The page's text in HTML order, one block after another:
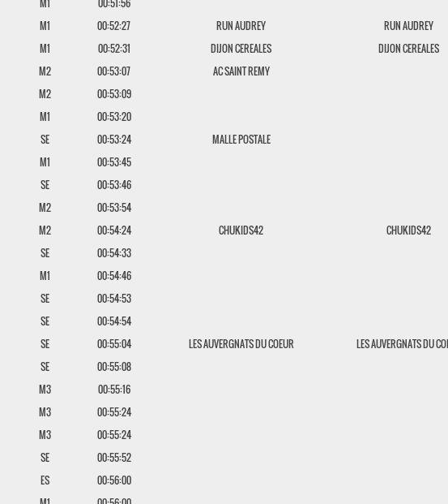
M1
00:51:56
M1 00:52:27 RUN AUDREY
RUN AUDREY
M1 00:52:31 DIJON CEREALES
DIJON CEREALES
M2 00:53:07
AC SAINT REMY
M2
00:53:09
M1
00:53:20
SE 00:53:24
MALLE POSTALE
M1
00:53:45
SE
00:53:46
M2
00:53:54
M2 00:54:24 CHUKIDS42
CHUKIDS42
SE
00:54:33
M1
00:54:46
SE
00:54:53
SE
00:54:54
SE 00:55:04 LES AUVERGNATS DU COEUR
LES AUVERGNATS DU
SE
00:55:08
M3
00:55:16
M3
00:55:24
M3
00:55:24
SE
00:55:52
ES
00:56:00